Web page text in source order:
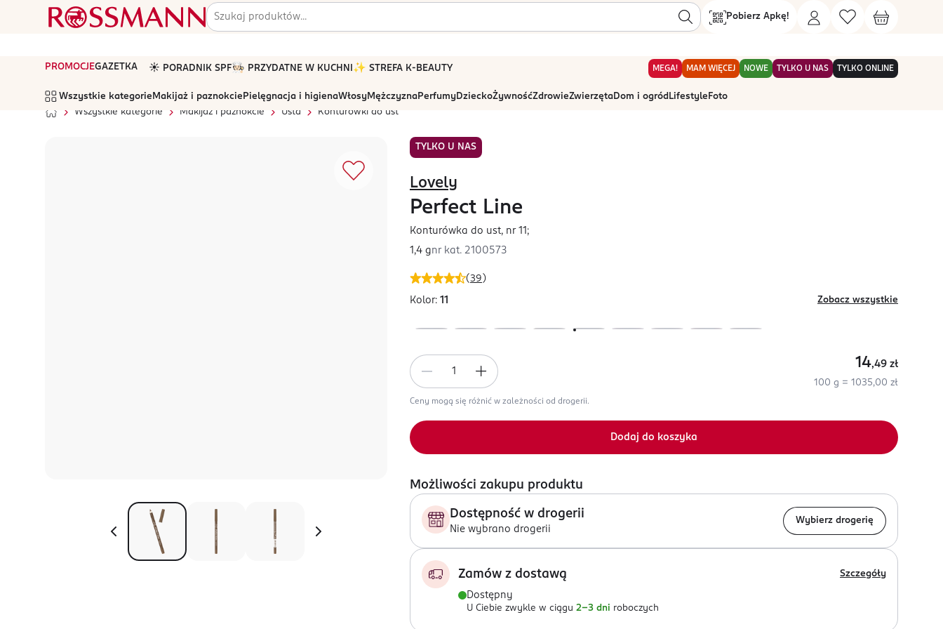
Pobierz Apkę!
PROMOCJEGAZETKA ☀️ PORADNIK SPF🧑🏻‍🍳 PRZYDATNE W KUCHNI ✨ STREFA K-BEAUTY MEGA! MAM WIĘCEJ NOWE TYLKO U NAS TYLKO ONLINE
Wszystkie kategorie Makijaż i paznokcie Pielęgnacja i higienaWłosyMężczyznaPerfumyDzieckoŻywnośćZdrowieZwierzętaDom i ogród Lifestyle Foto
Wszystkie kategorie
Makijaż i paznokcie Usta Konturówki do ust
TYLKO U NAS
(39 )
Lovely
Perfect Line
Konturówka do ust, nr 11;
1,4 gnr kat. 2100573
Kolor: 11 Zobacz wszystkie
14,49 zł
100 g = 1035,00 zł
Ceny mogą się różnić w zależności od drogerii.
Dodaj do koszyka
Możliwości zakupu produktu
Dostępność w drogerii
Nie wybrano drogerii
Wybierz drogerię
Zamów z dostawą Szczegóły
Dostępny
U Ciebie zwykle w ciągu 2-3 dni roboczych